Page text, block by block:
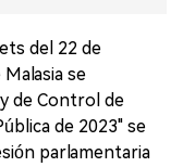
del 22 de
se
de Control de
de 2023" se
parlamentaria